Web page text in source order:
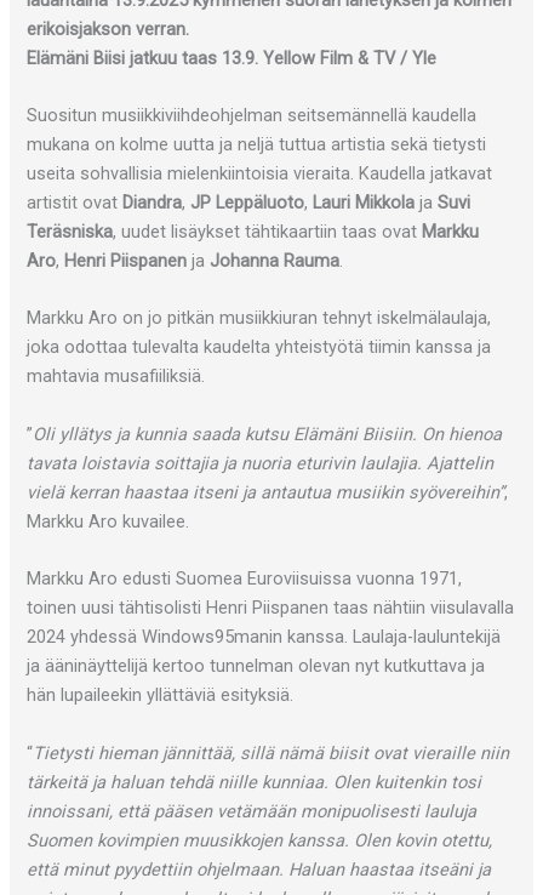
erikoisjakson verran.
Elämäni Biisi jatkuu taas 13.9. Yellow Film & TV / Yle
Suositun musiikkiviihdeohjelman seitsemännellä kaudella
mukana on kolme uutta ja neljä tuttua artistia sekä tietysti
useita sohvallisia mielenkiintoisia vieraita. Kaudella jatkavat
artistit ovat Diandra, JP Leppäluoto, Lauri Mikkola jaSuvi
Teräsniska, uudet lisäykset tähtikaartiin taas ovat Markku
Aro, Henri Piispanen ja Johanna Rauma.
Markku Aro on jo pitkän musiikkiuran tehnyt iskelmälaulaja,
joka odottaa tulevalta kaudelta yhteistyötä tiimin kanssa ja
mahtavia musafiiliksiä.
”Oli yllätys ja kunnia saada kutsu Elämäni Biisiin. On hienoa
tavata loistavia soittajia ja nuoria eturivin laulajia. Ajattelin
vielä kerran haastaa itseni ja antautua musiikin syövereihin”,
Markku Aro kuvailee.
Markku Aro edusti Suomea Euroviisuissa vuonna 1971,
toinen uusi tähtisolisti Henri Piispanen taas nähtiin viisulavalla
2024 yhdessä Windows95manin kanssa. Laulaja-lauluntekijä
ja ääninäyttelijä kertoo tunnelman olevan nyt kutkuttava ja
hän lupaileekin yllättäviä esityksiä.
“Tietysti hieman jännittää, sillä nämä biisit ovat vieraille niin
tärkeitä ja haluan tehdä niille kunniaa. Olen kuitenkin tosi
innoissani, että pääsen vetämään monipuolisesti lauluja
Suomen kovimpien muusikkojen kanssa. Olen kovin otettu,
että minut pyydettiin ohjelmaan. Haluan haastaa itseäni ja